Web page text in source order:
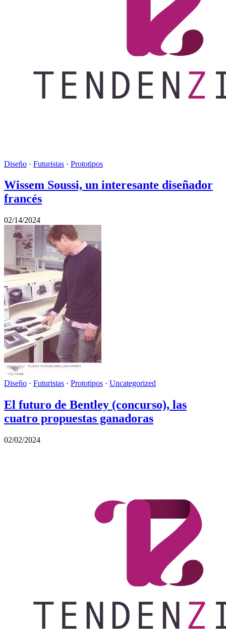
Diseño · Futuristas · Prototipos
Wissem Soussi, un interesante diseñador
francés
02/14/2024
Diseño · Futuristas · Prototipos · Uncategorized
El futuro de Bentley (concurso), las
cuatro propuestas ganadoras
02/02/2024